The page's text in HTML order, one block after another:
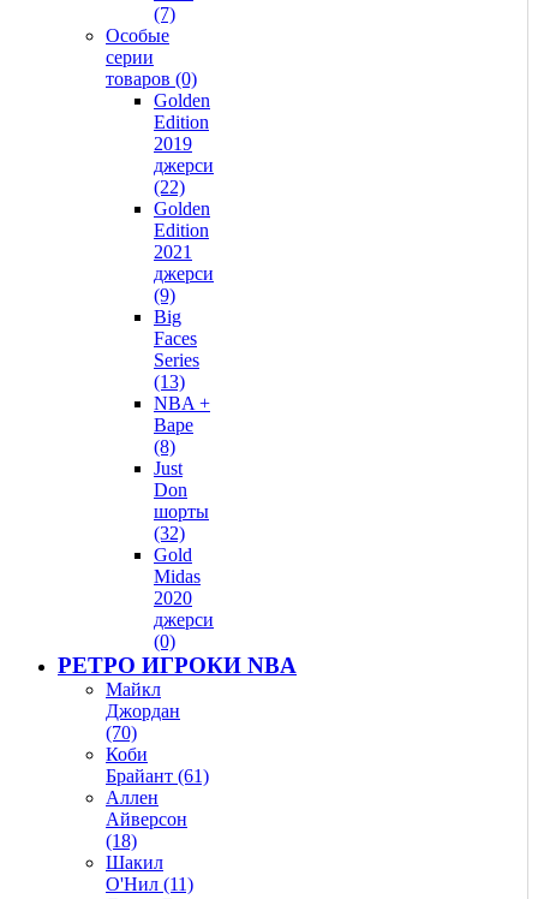
(7)
Особые
серии
товаров (0)
Golden
Edition
2019
джерси
(22)
Golden
Edition
2021
джерси
(9)
Big
Faces
Series
(13)
NBA +
Bape
(8)
Just
Don
шорты
(32)
Gold
Midas
2020
джерси
(0)
РЕТРО ИГРОКИ NBA
Майкл
Джордан
(70)
Коби
Брайант (61)
Аллен
Айверсон
(18)
Шакил
О'Нил (11)